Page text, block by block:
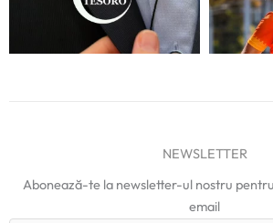
NEWSLETTER
Abonează-te la newsletter-ul nostru
email